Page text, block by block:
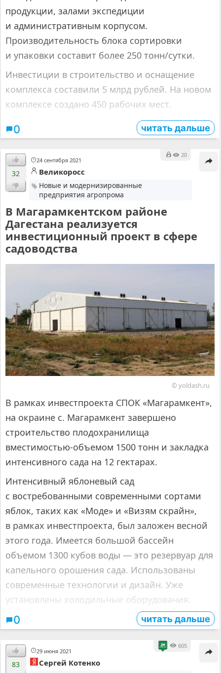
продукции, залами экспедиции
и административным корпусом.
Производительность блока сортировки
и упаковки составит более 250 тонн/сутки.
Инвестиции в строительство и оснащение
комплекса составили 5 млрд рублей. На новом
комплексе создано 450 рабочих мест.
0 читать дальше
24 сентября 2021
20
32 Великоросс
Новые и модернизированные
предприятия агропрома
В Магарамкентском районе
Дагестана реализуется
инвестиционный проект в сфере
садоводства
© yoldash.ru
В рамках инвестпроекта СПОК «Магарамкент»,
на окраине с. Магарамкент завершено
строительство плодохранилища
вместимостью-объемом 1500 тонн и закладка
интенсивного сада на 12 гектарах.
Интенсивный яблоневый сад
с востребованными современными сортами
яблок, таких как «Моде» и «Визям скрайн»,
в рамках инвестпроекта, был заложен весной
этого года. Имеется большой бассейн
объемом 1300 кубов воды — это резервуар для
капельного орошения сада. Использованы
современные технологии и дизайн. Уже
установлены холодильные оборудования.
0 читать дальше
29 июня 2021
605
83 Сергей Котенко